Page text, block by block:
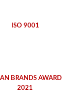
ISO 9001
BRANDS AWARD
2021